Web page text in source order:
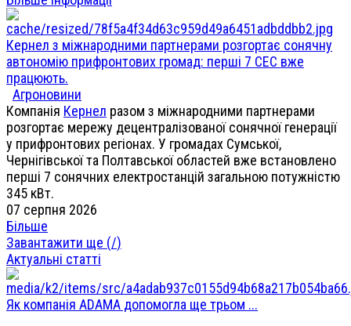
Кернел з міжнародними партнерами розгортає сонячну
автономію прифронтових громад: перші 7 СЕС вже
працюють.
Агроновини
Компанія Кернел разом з міжнародними партнерами
розгортає мережу децентралізованої сонячної генерації
у прифронтових регіонах. У громадах Сумської,
Чернігівської та Полтавської областей вже встановлено
перші 7 сонячних електростанцій загальною потужністю
345 кВт.
07 серпня 2026
Більше
Завантажити ще (/)
Актуальні статті
Як компанія ADAMA допомогла ще трьом ...